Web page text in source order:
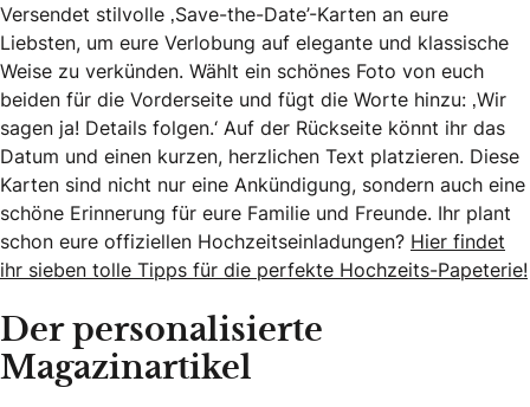
Versendet stilvolle ‚Save-the-Date’-Karten an eure
Liebsten, um eure Verlobung auf elegante und klassische
Weise zu verkünden. Wählt ein schönes Foto von euch
beiden für die Vorderseite und fügt die Worte hinzu: ‚Wir
sagen ja! Details folgen.‘ Auf der Rückseite könnt ihr das
Datum und einen kurzen, herzlichen Text platzieren. Diese
Karten sind nicht nur eine Ankündigung, sondern auch eine
schöne Erinnerung für eure Familie und Freunde. Ihr plant
schon eure offiziellen Hochzeitseinladungen? Hier findet
ihr sieben tolle Tipps für die perfekte Hochzeits-Papeterie!
Der personalisierte
Magazinartikel